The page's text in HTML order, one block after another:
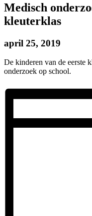
Medisch
kleuterklas
april 25, 2019
De kinderen van de eerste
onderzoek op school.